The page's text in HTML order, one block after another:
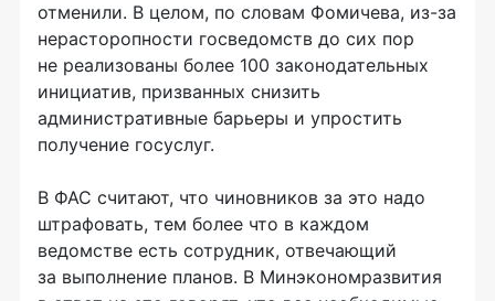
отменили. В целом, по словам Фомичева, из-за
нерасторопности госведомств до сих пор
не реализованы более 100 законодательных
инициатив, призванных снизить
административные барьеры и упростить
получение госуслуг.
В ФАС считают, что чиновников за это надо
штрафовать, тем более что в каждом
ведомстве есть сотрудник, отвечающий
за выполнение планов. В Минэкономразвития